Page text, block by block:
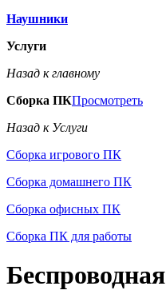
Наушники
Услуги
Назад к главному
Сборка ПКПросмотреть
Назад к Услуги
Сборка игрового ПК
Сборка домашнего ПК
Сборка офисных ПК
Сборка ПК для работы
Беспроводная